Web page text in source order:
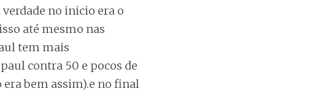
no inicio era o
até mesmo nas
tem mais
contra 50 e pocos de
bem assim).e no final